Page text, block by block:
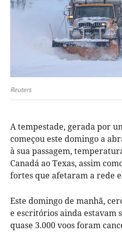
Reuters
A tempestade, gerada por
começou este domingo a
à sua passagem,
Canadá ao Texas, assim
fortes que afetaram a rede
Este domingo de manhã,
e escritórios ainda estavam
quase 3.000 voos foram